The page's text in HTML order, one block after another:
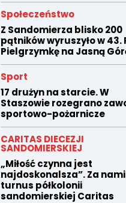
Społeczeństwo
Z Sandomierza blisko 200
pątników wyruszyło w 43.
Pielgrzymkę na Jasną
Sport
17 drużyn na starcie. W
Staszowie rozegrano
sportowo-pożarnicze
CARITAS DIECEZJI
SANDOMIERSKIEJ
„Miłość czynna jest
najdoskonalsza”. Za nami
turnus półkolonii
sandomierskiej Caritas